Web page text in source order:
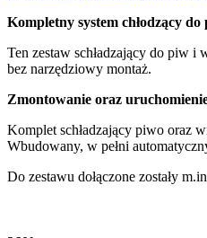
Kompletny system chłodzący
Ten zestaw schładzający do piw i
bez narzędziowy montaż.
Zmontowanie oraz
Komplet schładzający piwo oraz
Wbudowany, w pełni
Do zestawu dołączone zostały